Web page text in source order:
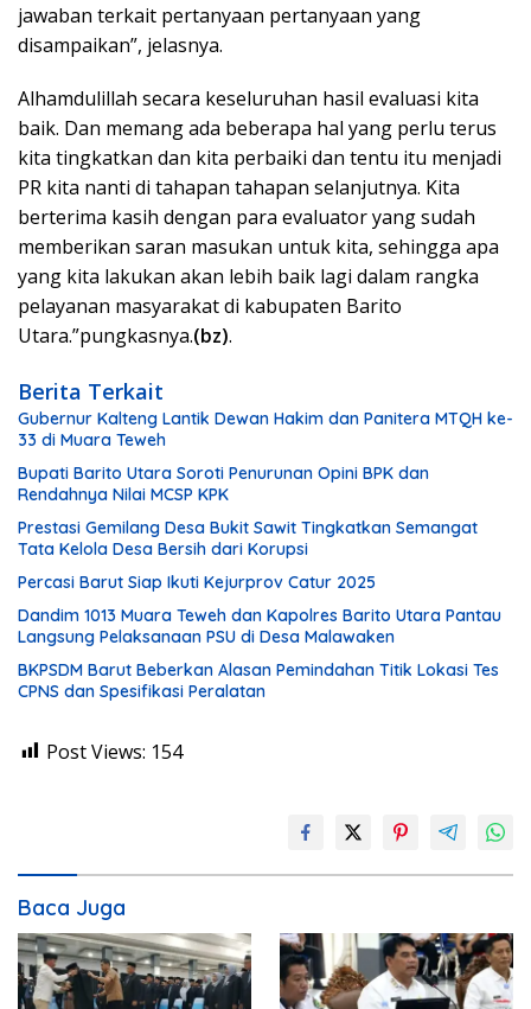
jawaban terkait pertanyaan pertanyaan yang
disampaikan”, jelasnya.
Alhamdulillah secara keseluruhan hasil evaluasi kita
baik. Dan memang ada beberapa hal yang perlu terus
kita tingkatkan dan kita perbaiki dan tentu itu menjadi
PR kita nanti di tahapan tahapan selanjutnya. Kita
berterima kasih dengan para evaluator yang sudah
memberikan saran masukan untuk kita, sehingga apa
yang kita lakukan akan lebih baik lagi dalam rangka
pelayanan masyarakat di kabupaten Barito
Utara.”pungkasnya.(bz).
Berita Terkait
Gubernur Kalteng Lantik Dewan Hakim dan Panitera MTQH ke-
33 di Muara Teweh
Bupati Barito Utara Soroti Penurunan Opini BPK dan
Rendahnya Nilai MCSP KPK
Prestasi Gemilang Desa Bukit Sawit Tingkatkan Semangat
Tata Kelola Desa Bersih dari Korupsi
Percasi Barut Siap Ikuti Kejurprov Catur 2025
Dandim 1013 Muara Teweh dan Kapolres Barito Utara Pantau
Langsung Pelaksanaan PSU di Desa Malawaken
BKPSDM Barut Beberkan Alasan Pemindahan Titik Lokasi Tes
CPNS dan Spesifikasi Peralatan
Post Views: 154
Baca Juga